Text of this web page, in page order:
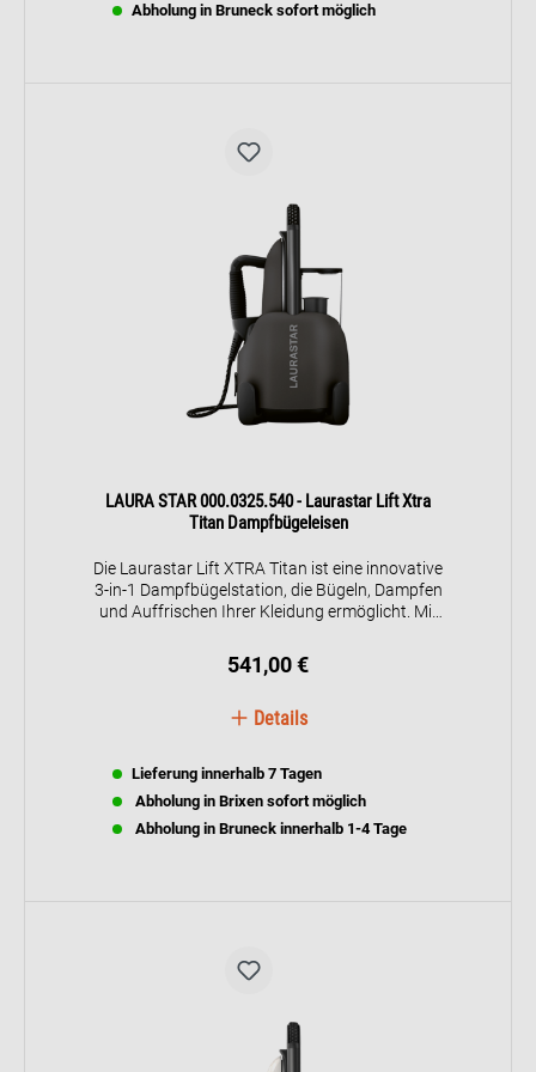
Abholung in Bruneck sofort möglich
LAURA STAR 000.0325.540 - Laurastar Lift Xtra
Titan Dampfbügeleisen
Die Laurastar Lift XTRA Titan ist eine innovative
3-in-1 Dampfbügelstation, die Bügeln, Dampfen
und Auffrischen Ihrer Kleidung ermöglicht. Mit
Technologie sorgt sie für perfekte Ergebnisse
und eliminiert bis zu 99,9% der Bakterien. Ihr
abnehmbarem Wassertank erleichtert den
541,00 €
Details
Lieferung innerhalb 7 Tagen
Abholung in Brixen sofort möglich
Abholung in Bruneck innerhalb 1-4 Tage